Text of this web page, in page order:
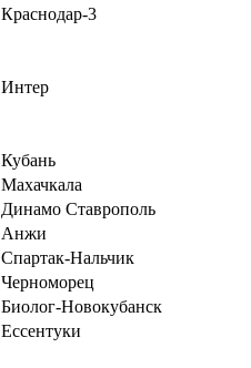
Краснодар-3
Интер
Кубань
Махачкала
Динамо Ставрополь
Анжи
Спартак-Нальчик
Черноморец
Биолог-Новокубанск
Ессентуки